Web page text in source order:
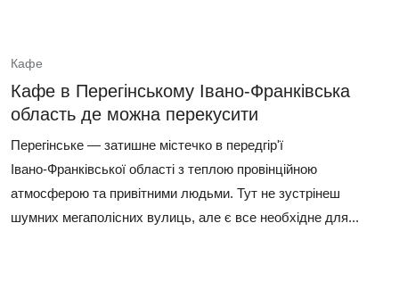
Кафе
Кафе в Перегінському Івано-Франківська
область де можна перекусити
Перегінське — затишне містечко в передгір'ї
Івано‑Франківської області з теплою провінційною
атмосферою та привітними людьми. Тут не зустрінеш
шумних мегаполісних вулиць, але є все необхідне для...